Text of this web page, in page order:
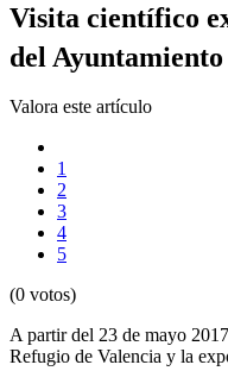
Visita científico
del
Valora este artículo
1
2
3
4
5
(0 votos)
A partir del 23 de mayo
Refugio de Valencia y la